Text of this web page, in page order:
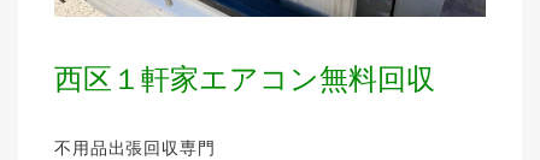
西区１軒家エアコン無料回収
不用品出張回収専門